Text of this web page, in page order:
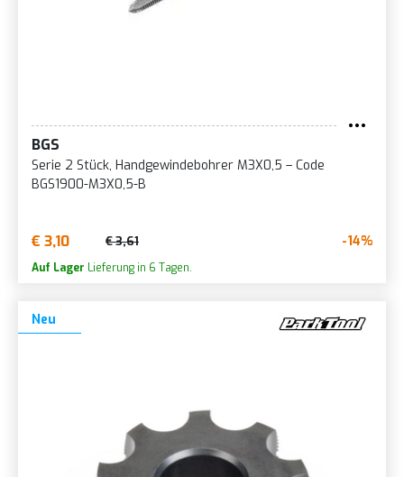
BGS
Serie 2 Stück, Handgewindebohrer M3X0,5 – Code
BGS1900-M3X0,5-B
€ 3,10 € 3,61 -14%
Auf Lager Lieferung in 6 Tagen.
Neu